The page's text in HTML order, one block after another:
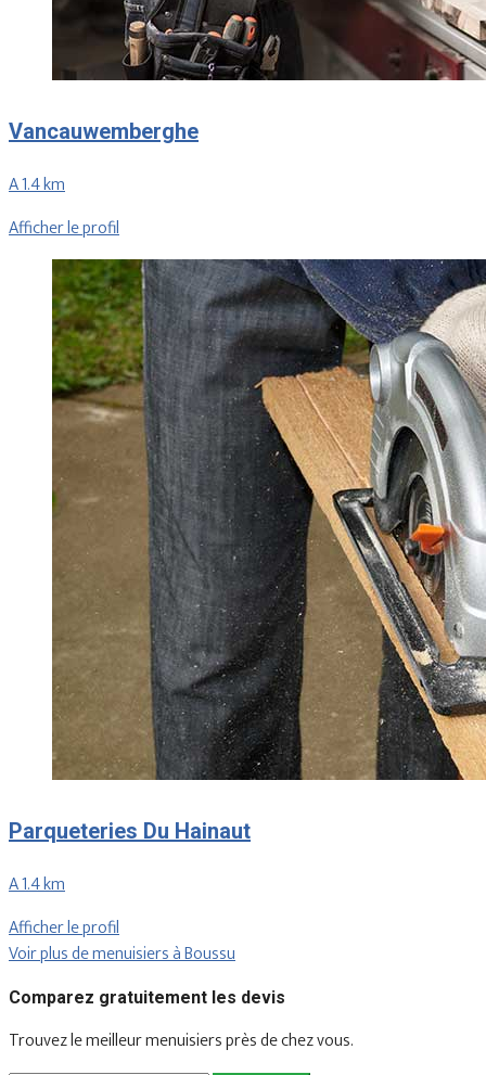
Vancauwemberghe
A 1.4 km
Afficher le profil
Parqueteries Du Hainaut
A 1.4 km
Afficher le profil
Voir plus de menuisiers à Boussu
Comparez gratuitement les devis
Trouvez le meilleur menuisiers près de chez vous.